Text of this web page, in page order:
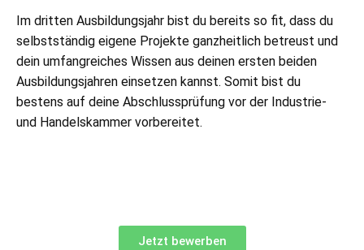
Im dritten Ausbildungsjahr bist du bereits so fit, dass du
selbstständig eigene Projekte ganzheitlich betreust und
dein umfangreiches Wissen aus deinen ersten beiden
Ausbildungsjahren einsetzen kannst. Somit bist du
bestens auf deine Abschlussprüfung vor der Industrie-
und Handelskammer vorbereitet.
Jetzt bewerben